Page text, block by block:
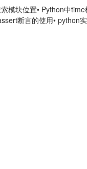
模块位置• Python中
断言的使用• python